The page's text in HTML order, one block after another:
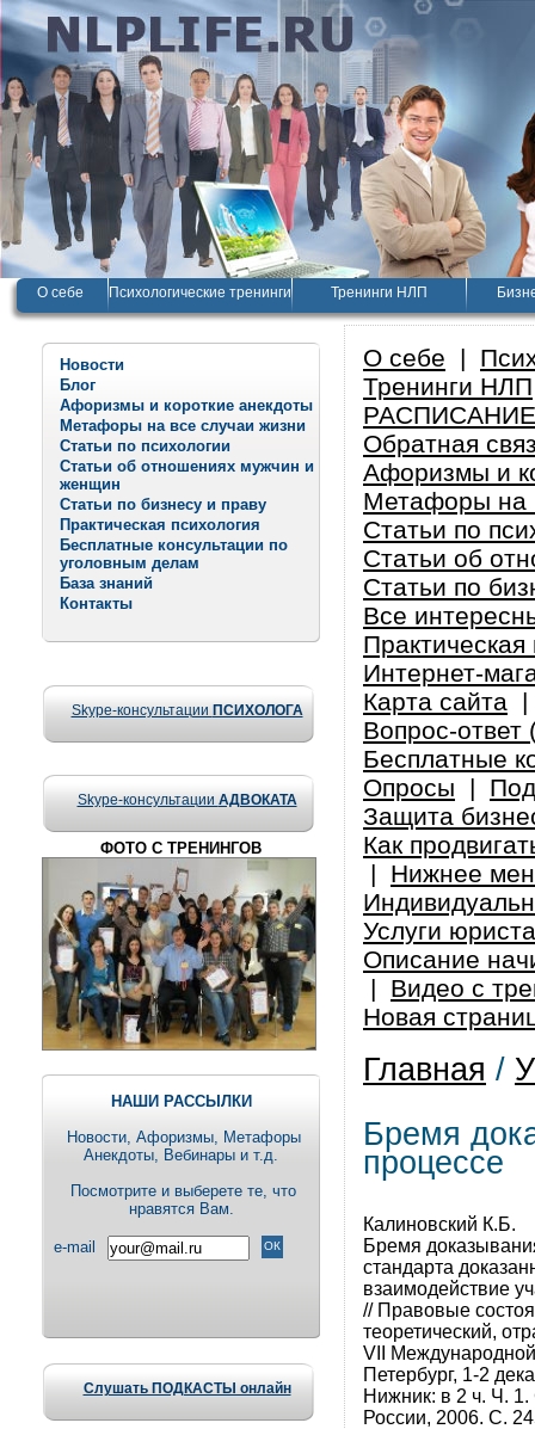
О себе Психологические тренинги Тренинги НЛП
Новости
Блог
Афоризмы и короткие анекдоты
Метафоры на все случаи жизни
Статьи по психологии
Статьи об отношениях мужчин и
женщин
Статьи по бизнесу и праву
Практическая психология
Бесплатные консультации по
уголовным делам
База знаний
Контакты
Skype-консультации ПСИХОЛОГА
Skype-консультации АДВОКАТА
ФОТО С ТРЕНИНГОВ
НАШИ РАССЫЛКИ
Новости, Aфоризмы, Метафоры
Анекдоты, Вебинары и т.д.
Посмотрите и выберете те, что
нравятся Вам.
e-mail
Слушать ПОДКАСТЫ онлайн
О себе |
Тренинги НЛП
Обратная
Афоризмы и
Метафоры на
Статьи по
Статьи об
Статьи по
Все
Практическая
Интернет-
Карта сайта
Вопрос-ответ
Бесплатные
Опросы |
Защита
Как
| Нижнее
Услуги юриста
Описание
| Видео с
Новая
Главная /
Бремя
процессе
Калиновский К.Б.
Бремя
стандарта
взаимодействие
// Правовые
теоретический,
VII
Петербург, 1-2
Нижник: в 2 ч. Ч.
России, 2006. С.